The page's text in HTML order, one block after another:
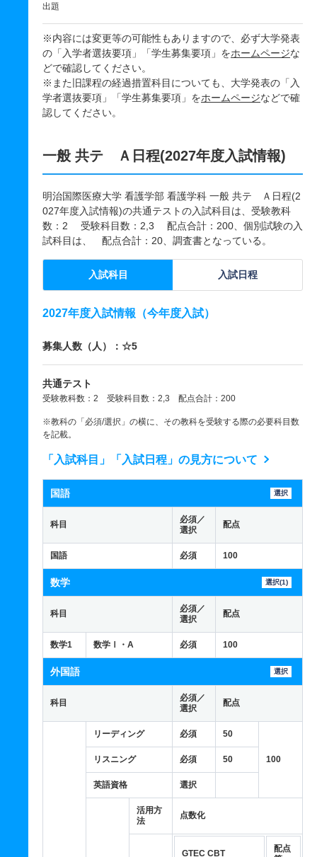
出題
※内容には変更等の可能性もありますので、必ず大学発表
の「入学者選抜要項」「学生募集要項」をホームページな
どで確認してください。
※また旧課程の経過措置科目についても、大学発表の「入
学者選抜要項」「学生募集要項」をホームページなどで確
認してください。
一般 共テ Ａ日程(2027年度入試情報)
明治国際医療大学 看護学部 看護学科 一般 共テ Ａ日程(2
027年度入試情報)の共通テストの入試科目は、受験教科
数：2 受験科目数：2,3 配点合計：200、個別試験の入
試科目は、 配点合計：20、調査書となっている。
入試科目 入試日程
2027年度入試情報（今年度入試）
募集人数（人）：☆5
共通テスト
受験教科数：2 受験科目数：2,3 配点合計：200
※教科の「必須/選択」の横に、その教科を受験する際の必要科目数
を記載。
「入試科目」「入試日程」の見方について
国語 選択
科目
必須／
選択
配点
国語 必須 100
数学 選択(1)
科目
必須／
選択
配点
数学1 数学Ⅰ・A 必須 100
外国語 選択
科目
必須／
選択
配点
リーディング 必須 50
100
リスニング 必須 50
英語資格 選択
活用方
法
点数化
GTEC CBT
配点